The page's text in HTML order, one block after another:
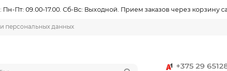
Пт: 09.00-17.00. Сб-Вс: Выходной. Прием заказов через корзину
персональных данных
+375 29